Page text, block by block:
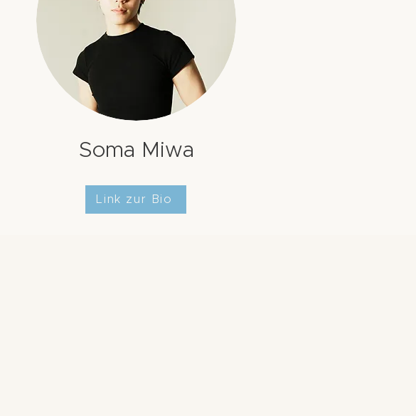
Soma Miwa
Link zur Bio